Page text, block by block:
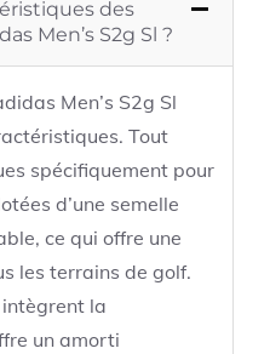
des
Men’s S2g Sl ?
Men’s S2g Sl
Tout
spécifiquement pour
d’une semelle
ce qui offre une
les terrains de golf.
intègrent la
un amorti